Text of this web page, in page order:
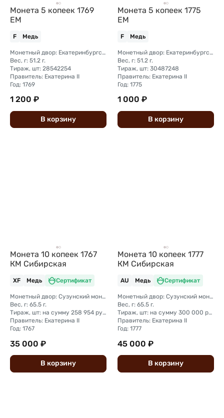
Монета 5 копеек 1769
ЕМ
F Медь
Монетный двор: Екатеринбургский монетный двор
Вес, г: 51.2 г.
Тираж, шт: 28542254
Правитель: Екатерина II
Год: 1769
1 200 ₽
В корзину
Монета 5 копеек 1775
ЕМ
F Медь
Монетный двор: Екатеринбургский монетный двор
Вес, г: 51.2 г.
Тираж, шт: 30487248
Правитель: Екатерина II
Год: 1775
1 000 ₽
В корзину
Монета 10 копеек 1767
КМ Сибирская
XF Медь Сертификат
Монетный двор: Сузунский монетный двор (Сибирь)
Вес, г: 65.5 г.
Тираж, шт: на сумму 258 954 рубля 5 копеек (сумма 10 копеек + 5 копеек +2 копейки + 1 копейка + денга + полушка)
Правитель: Екатерина II
Год: 1767
35 000 ₽
В корзину
Монета 10 копеек 1777
КМ Сибирская
AU Медь Сертификат
Монетный двор: Сузунский монетный двор (Сибирь)
Вес, г: 65.5 г.
Тираж, шт: на сумму 300 000 рублей (сумма 10 копеек + 5 копеек +2 копейки + 1 копейка + денга + полушка)
Правитель: Екатерина II
Год: 1777
45 000 ₽
В корзину